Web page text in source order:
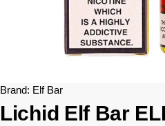
Brand: Elf Bar
Lichid Elf Bar